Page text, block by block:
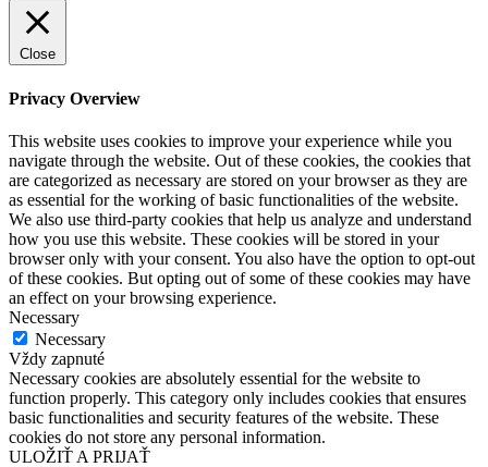
Close
Privacy Overview
This website uses cookies to improve your experience while you
navigate through the website. Out of these cookies, the cookies that
are categorized as necessary are stored on your browser as they are
as essential for the working of basic functionalities of the website.
We also use third-party cookies that help us analyze and understand
how you use this website. These cookies will be stored in your
browser only with your consent. You also have the option to opt-out
of these cookies. But opting out of some of these cookies may have
an effect on your browsing experience.
Necessary
Necessary
Vždy zapnuté
Necessary cookies are absolutely essential for the website to
function properly. This category only includes cookies that ensures
basic functionalities and security features of the website. These
cookies do not store any personal information.
ULOŽIŤ A PRIJAŤ